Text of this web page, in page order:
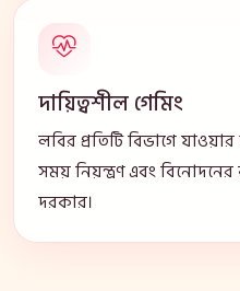
দায়িত্বশীল গেমিং
লবির প্রতিটি বিভাগে
সময় নিয়ন্ত্রণ এবং বিনোদনের
দরকার।